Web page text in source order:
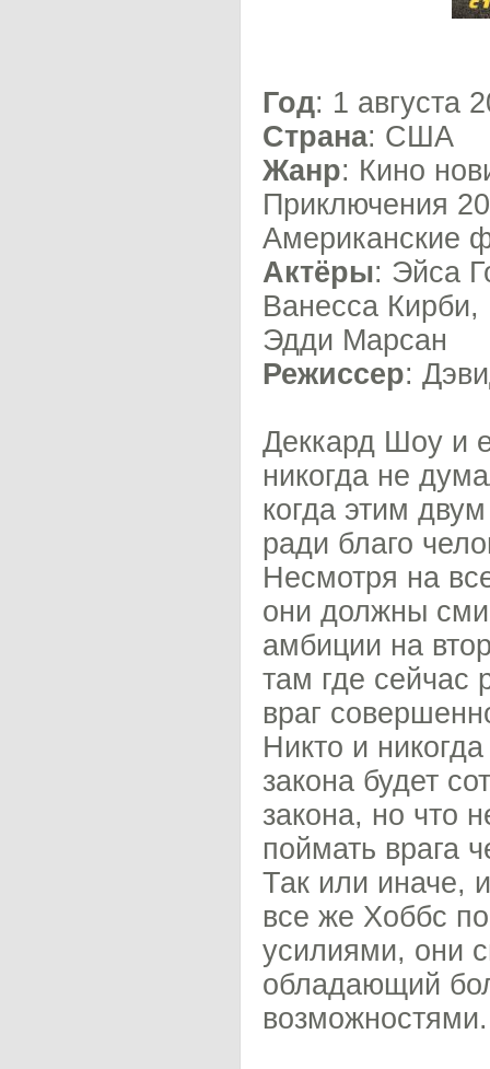
Год: 1 августа
Страна: США
Жанр: Кино
Приключения
Американские
Актёры: Эйса
Ванесса
Эдди Марсан
Режиссер:
Деккард Шоу и
никогда не
когда этим
ради благо
Несмотря на
они должны
амбиции на
там где сейчас
враг
Никто и
закона будет
закона, но что
поймать врага
Так или иначе,
все же Хоббс
усилиями, они
обладающий
возможностями.